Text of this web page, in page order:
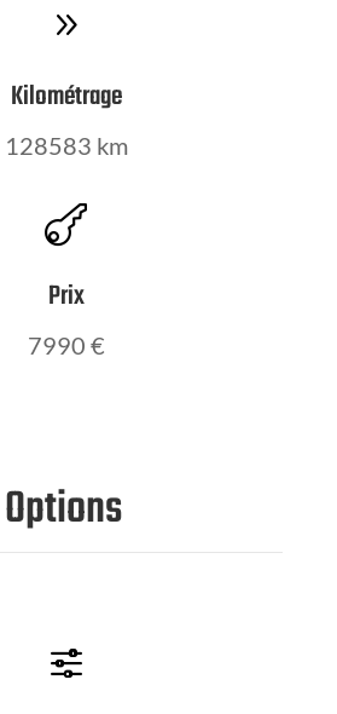
9
Kilométrage
128583 km

Prix
7990 €
f